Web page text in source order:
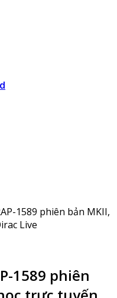
1589 phiên bản MKII,
Live
1589 phiên